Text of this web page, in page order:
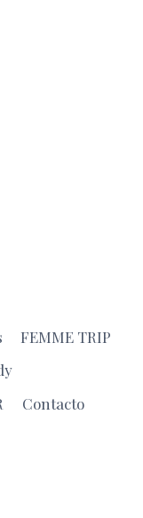
FEMME TRIP
Contacto